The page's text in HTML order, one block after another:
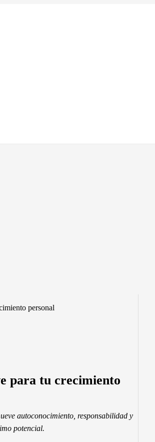
personal
para tu crecimiento
autoconocimiento, responsabilidad y
potencial.